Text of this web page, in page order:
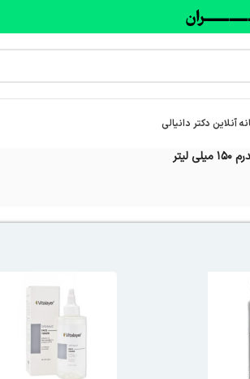
آنلاین دکتر دانیالی